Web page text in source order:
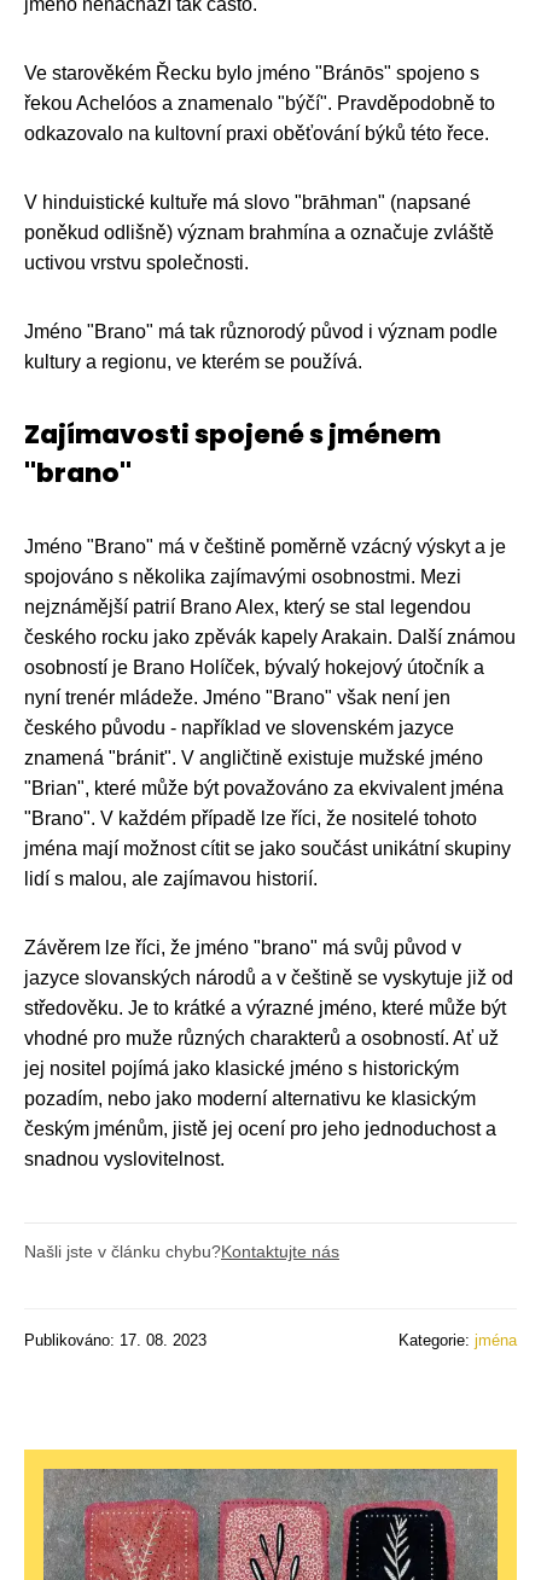
Ve starověkém Řecku bylo jméno "Bránōs" spojeno s
řekou Achelóos a znamenalo "býčí". Pravděpodobně to
odkazovalo na kultovní praxi oběťování býků této řece.
V hinduistické kultuře má slovo "brāhman" (napsané
poněkud odlišně) význam brahmína a označuje zvláště
uctivou vrstvu společnosti.
Jméno "Brano" má tak různorodý původ i význam podle
kultury a regionu, ve kterém se používá.
Zajímavosti spojené s jménem
"brano"
Jméno "Brano" má v češtině poměrně vzácný výskyt a je
spojováno s několika zajímavými osobnostmi. Mezi
nejznámější patrií Brano Alex, který se stal legendou
českého rocku jako zpěvák kapely Arakain. Další známou
osobností je Brano Holíček, bývalý hokejový útočník a
nyní trenér mládeže. Jméno "Brano" však není jen
českého původu - například ve slovenském jazyce
znamená "bránit". V angličtině existuje mužské jméno
"Brian", které může být považováno za ekvivalent jména
"Brano". V každém případě lze říci, že nositelé tohoto
jména mají možnost cítit se jako součást unikátní skupiny
lidí s malou, ale zajímavou historií.
Závěrem lze říci, že jméno "brano" má svůj původ v
jazyce slovanských národů a v češtině se vyskytuje již od
středověku. Je to krátké a výrazné jméno, které může být
vhodné pro muže různých charakterů a osobností. Ať už
jej nositel pojímá jako klasické jméno s historickým
pozadím, nebo jako moderní alternativu ke klasickým
českým jménům, jistě jej ocení pro jeho jednoduchost a
snadnou vyslovitelnost.
Našli jste v článku chybu?Kontaktujte nás
Publikováno: 17. 08. 2023 Kategorie: jména